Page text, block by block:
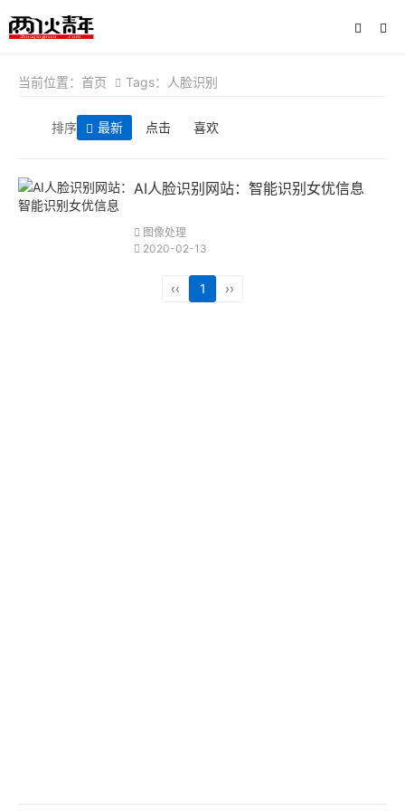
当前位置： 首页 Tags：人脸识别
排序 最新 点击 喜欢
AI人脸识别网站：智能识别女优信息
图像处理
2020-02-13
‹‹ 1 ››